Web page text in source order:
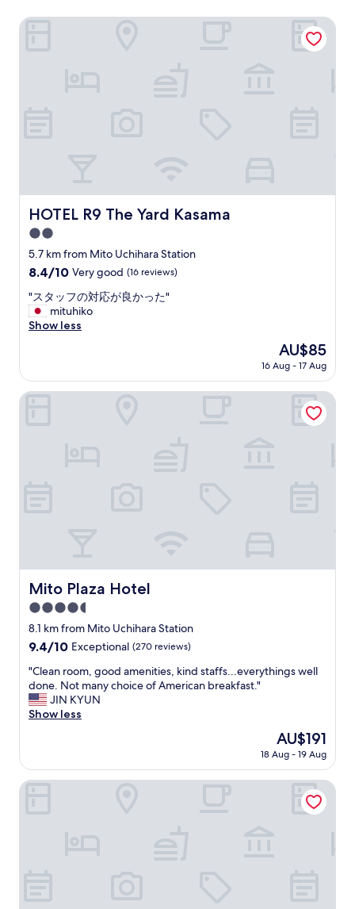
HOTEL R9 The Yard Kasama
HOTEL R9 The Yard Kasama
2.0
star
property
5.7 km from Mito Uchihara Station
8.4
of
10,
Very
8.4/10 Very good (16 reviews)
"
ス
タ
対
応
"スタッフの対応が良かった"
mituhiko
Show less
The
price
AU$85
AU$85
16 Aug - 17 Aug
HOTEL R9 The Yard Kasama
Mito Plaza Hotel
Mito Plaza Hotel
4.5
star
property
8.1 km from Mito Uchihara Station
9.4
of
10,
Exceptional,
(270
9.4/10 Exceptional (270 reviews)
"
C
l
e
o
o
"Clean room, good amenities, kind staffs...everythings well
done. Not many choice of American breakfast."
JIN KYUN
Show less
The
price
AU$191
AU$191
18 Aug - 19 Aug
Mito Plaza Hotel
HOTEL XiO